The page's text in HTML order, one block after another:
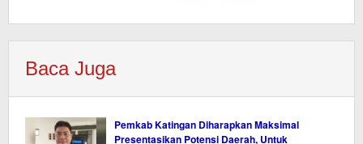
Baca Juga
Pemkab Katingan Diharapkan Maksimal
Presentasikan Potensi Daerah, Untuk